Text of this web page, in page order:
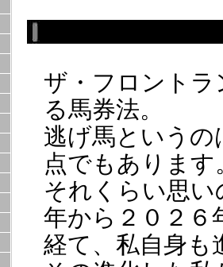
ザ・フロントラ
る馬券法。
逃げ馬という
点でもあります
それくらい思
年から２０２６
経て、私自身も